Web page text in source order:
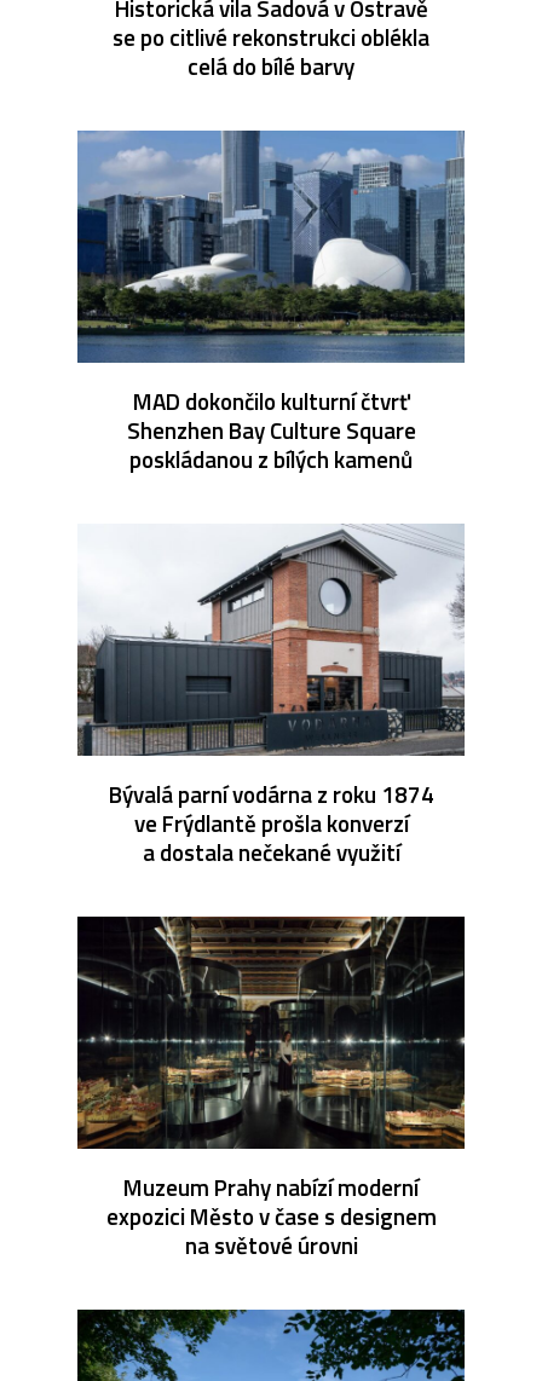
Historická vila Sadová v Ostravě
se po citlivé rekonstrukci oblékla
celá do bílé barvy
MAD dokončilo kulturní čtvrť
Shenzhen Bay Culture Square
poskládanou z bílých kamenů
Bývalá parní vodárna z roku 1874
ve Frýdlantě prošla konverzí
a dostala nečekané využití
Muzeum Prahy nabízí moderní
expozici Město v čase s designem
na světové úrovni